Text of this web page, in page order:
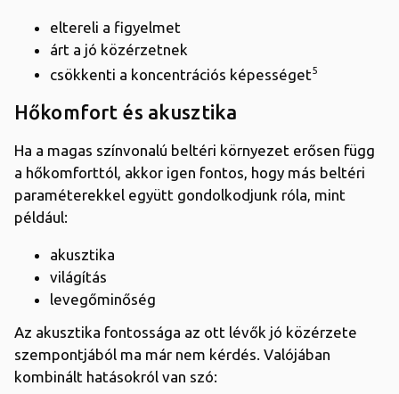
eltereli a figyelmet
árt a jó közérzetnek
csökkenti a koncentrációs képességet5
Hőkomfort és akusztika
Ha a magas színvonalú beltéri környezet erősen függ
a hőkomforttól, akkor igen fontos, hogy más beltéri
paraméterekkel együtt gondolkodjunk róla, mint
például:
akusztika
világítás
levegőminőség
Az akusztika fontossága az ott lévők jó közérzete
szempontjából ma már nem kérdés. Valójában
kombinált hatásokról van szó: